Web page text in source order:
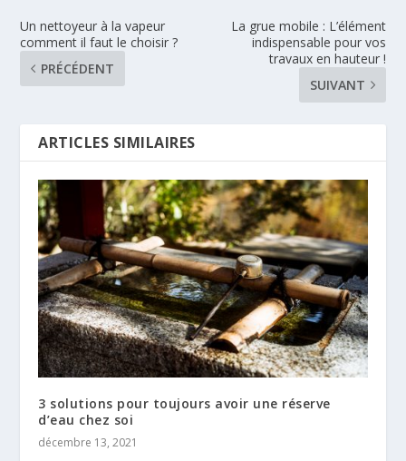
Un nettoyeur à la vapeur
comment il faut le choisir ?
PRÉCÉDENT
La grue mobile : L’élément
indispensable pour vos
travaux en hauteur !
SUIVANT
ARTICLES SIMILAIRES
3 solutions pour toujours avoir une réserve
d’eau chez soi
décembre 13, 2021